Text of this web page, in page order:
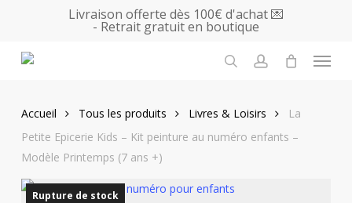
main
Livraison offerte dès 100€ d'achat 💌
- Retrait gratuit en boutique
Menu
Accueil Tous les produits Livres & Loisirs
La
Petite Epicerie Kids – Kit peinture au numéro enfants –
Modèle Printemps (7 ans +)
Rupture de stock